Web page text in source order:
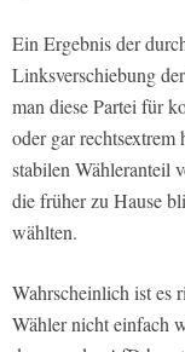
Ein Ergebnis der
Linksverschiebung
man diese Partei für
oder gar rechtsextrem
stabilen Wähleranteil
die früher zu Hause
wählten.
Wahrscheinlich ist es
Wähler nicht einfach